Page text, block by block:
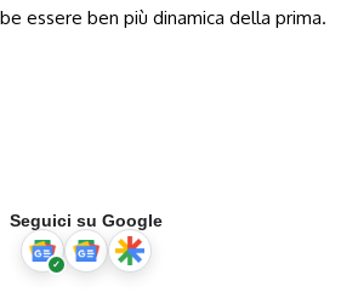
essere ben più dinamica della prima.
Seguici su Google